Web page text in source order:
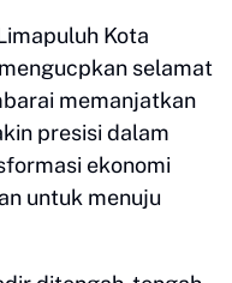
Kota
selamat
memanjatkan
presisi dalam
ekonomi
untuk menuju